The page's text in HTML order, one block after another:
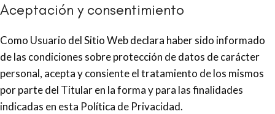
Aceptación y consentimiento
Como Usuario del Sitio Web declara haber sido informado
de las condiciones sobre protección de datos de carácter
personal, acepta y consiente el tratamiento de los mismos
por parte del Titular en la forma y para las finalidades
indicadas en esta Política de Privacidad.